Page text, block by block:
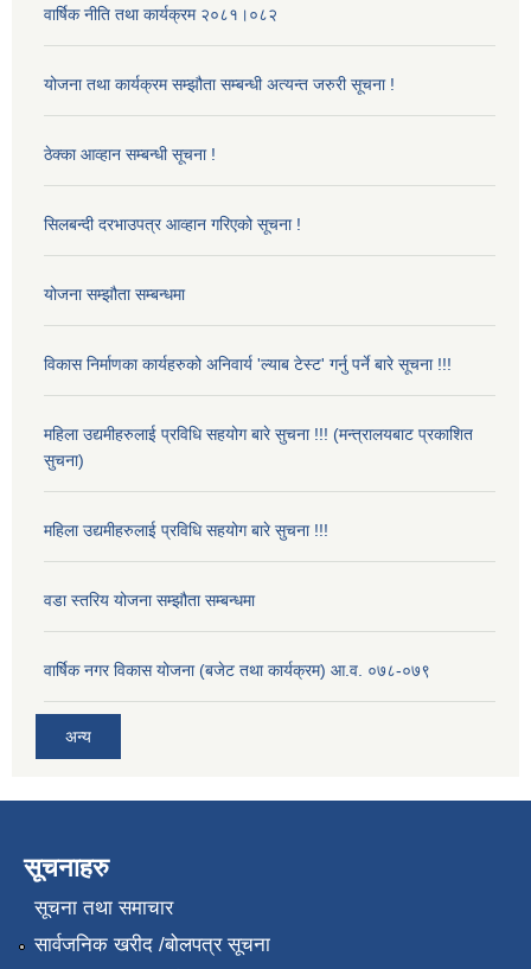
वार्षिक नीति तथा कार्यक्रम २०८१।०८२
योजना तथा कार्यक्रम सम्झौता सम्बन्धी अत्यन्त जरुरी सूचना !
ठेक्का आव्हान सम्बन्धी सूचना !
सिलबन्दी दरभाउपत्र आव्हान गरिएको सूचना !
योजना सम्झौता सम्बन्धमा
विकास निर्माणका कार्यहरुको अनिवार्य 'ल्याब टेस्ट' गर्नु पर्ने बारे सूचना !!!
महिला उद्यमीहरुलाई प्रविधि सहयोग बारे सुचना !!! (मन्त्रालयबाट प्रकाशित
सुचना)
महिला उद्यमीहरुलाई प्रविधि सहयोग बारे सुचना !!!
वडा स्तरिय योजना सम्झौता सम्बन्धमा
वार्षिक नगर विकास योजना (बजेट तथा कार्यक्रम) आ.व. ०७८-०७९
अन्य
सूचनाहरु
सूचना तथा समाचार
सार्वजनिक खरीद /बोलपत्र सूचना